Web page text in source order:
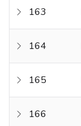
163
164
165
166